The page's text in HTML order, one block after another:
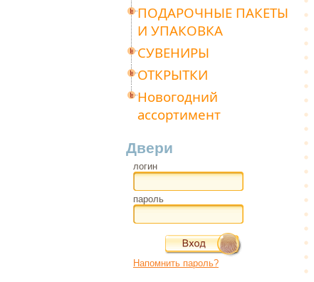
ПОДАРОЧНЫЕ ПАКЕТЫ
И УПАКОВКА
СУВЕНИРЫ
ОТКРЫТКИ
Новогодний
ассортимент
Двери
логин
пароль
Напомнить пароль?